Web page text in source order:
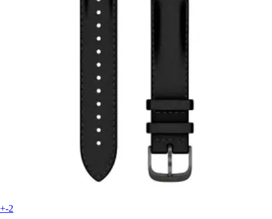
+-2